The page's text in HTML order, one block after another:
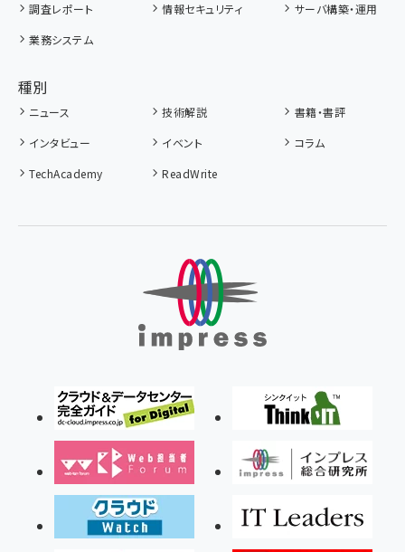
調査レポート
情報セキュリティ
サーバ構築・運用
業務システム
種別
ニュース 技術解説
書籍・書評
インタビュー
イベント
コラム
TechAcademy
ReadWrite